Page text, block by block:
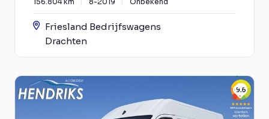
Friesland Bedrijfswagens
Drachten